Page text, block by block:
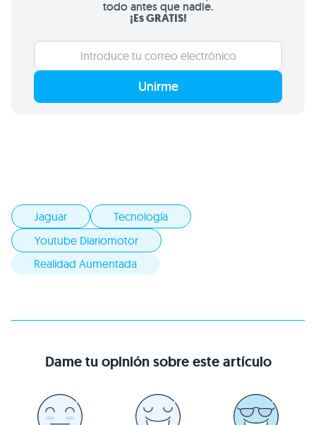
todo antes que nadie.
¡Es GRATIS!
Unirme
Jaguar
Tecnología
Youtube Diariomotor
Realidad Aumentada
Dame tu opinión sobre este artículo